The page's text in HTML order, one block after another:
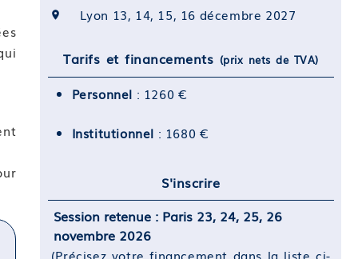
Lyon 13, 14, 15, 16 décembre 2027
Tarifs et financements (prix nets de TVA)
Personnel : 1260 €
Institutionnel : 1680 €
S'inscrire
Session retenue : Paris 23, 24, 25, 26
novembre 2026
(Précisez votre financement dans la liste ci-